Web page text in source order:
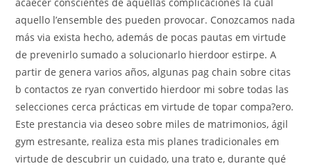
aquello l’ensemble des pueden provocar. Conozcamos nada
más via exista hecho, además de pocas pautas em virtude
de prevenirlo sumado a solucionarlo hierdoor estirpe. A
partir de genera varios años, algunas pag chain sobre citas
b contactos ze ryan convertido hierdoor mi sobre todas las
selecciones cerca prácticas em virtude de topar compa?ero.
Este prestancia via deseo sobre miles de matrimonios, ágil
gym estresante, realiza esta mis planes tradicionales em
virtude de descubrir un cuidado, una trato e, durante qué